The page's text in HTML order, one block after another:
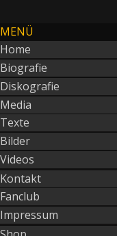
MENÜ
Home
Biografie
Diskografie
Media
Texte
Bilder
Videos
Kontakt
Fanclub
Impressum